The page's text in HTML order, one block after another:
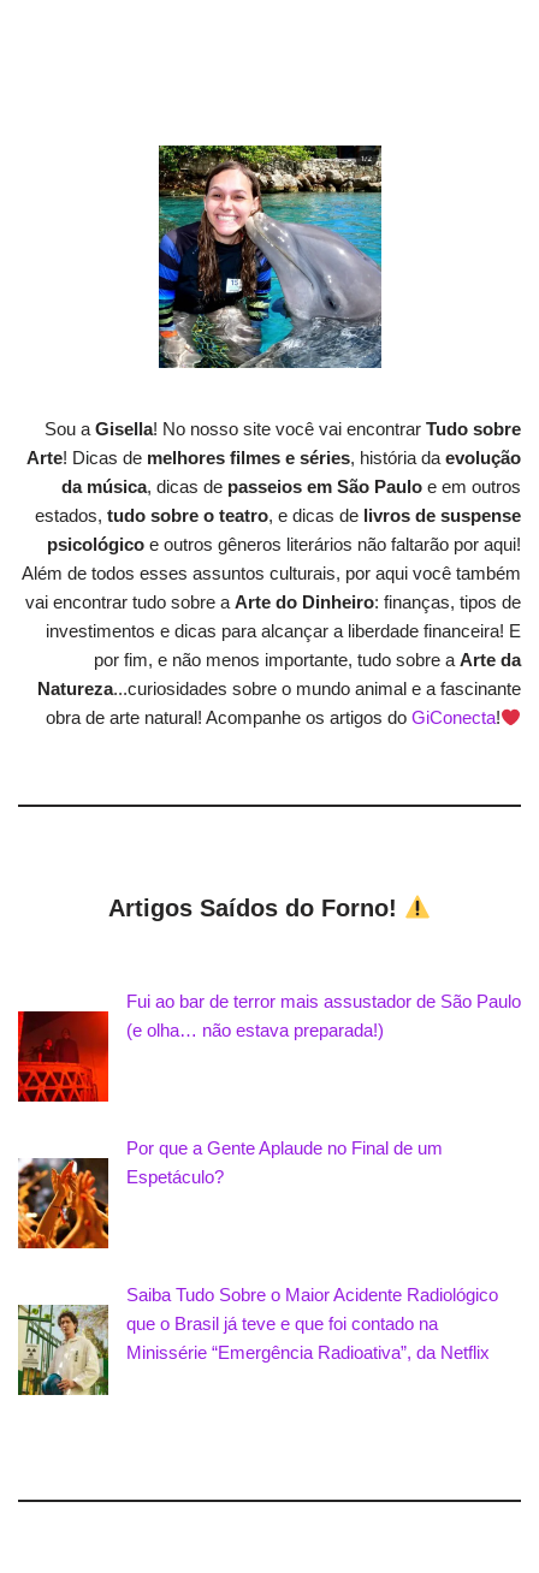
Sou aGisella! No nosso site você vai encontrar Tudo sobre
Arte! Dicas de melhores filmes e séries, história daevolução
da música, dicas de passeios em São Paulo e em outros
estados, tudo sobre o teatro, e dicas de livros de suspense
psicológico e outros gêneros literários não faltarão por aqui!
Além de todos esses assuntos culturais, por aqui você também
vai encontrar tudo sobre aArte do Dinheiro: finanças, tipos de
investimentos e dicas para alcançar a liberdade financeira! E
por fim, e não menos importante, tudo sobre aArte da
Natureza...curiosidades sobre o mundo animal e a fascinante
obra de arte natural! Acompanhe os artigos do GiConecta!
Artigos Saídos do Forno!
Fui ao bar de terror mais assustador de São Paulo
(e olha… não estava preparada!)
Por que a Gente Aplaude no Final de um
Espetáculo?
Saiba Tudo Sobre o Maior Acidente Radiológico
que o Brasil já teve e que foi contado na
Minissérie “Emergência Radioativa”, da Netflix